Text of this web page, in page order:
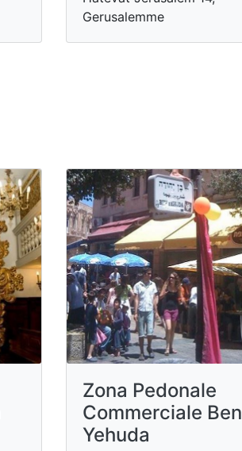
Gerusalemme
Zona Pedonale
Commerciale Ben
Yehuda